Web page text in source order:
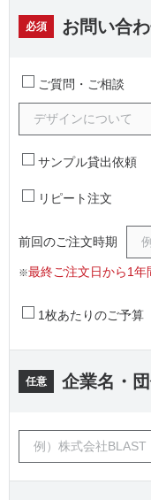
必須 お問い合
ご質問・ご相談
サンプル貸出依頼
リピート注文
前回のご注文時期
※最終ご注文日から1年
1枚あたりのご予算
任意 企業名・